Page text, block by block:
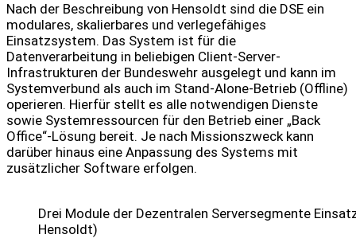
Nach der Beschreibung von Hensoldt sind die DSE ein
modulares, skalierbares und verlegefähiges
Einsatzsystem. Das System ist für die
Datenverarbeitung in beliebigen Client-Server-
Infrastrukturen der Bundeswehr ausgelegt und kann im
Systemverbund als auch im Stand-Alone-Betrieb (Offline)
operieren. Hierfür stellt es alle notwendigen Dienste
sowie Systemressourcen für den Betrieb einer „Back
Office“-Lösung bereit. Je nach Missionszweck kann
darüber hinaus eine Anpassung des Systems mit
zusätzlicher Software erfolgen.
Drei Module der Dezentralen Serversegmente
Hensoldt)